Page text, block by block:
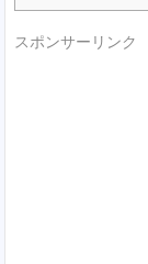
スポンサーリンク